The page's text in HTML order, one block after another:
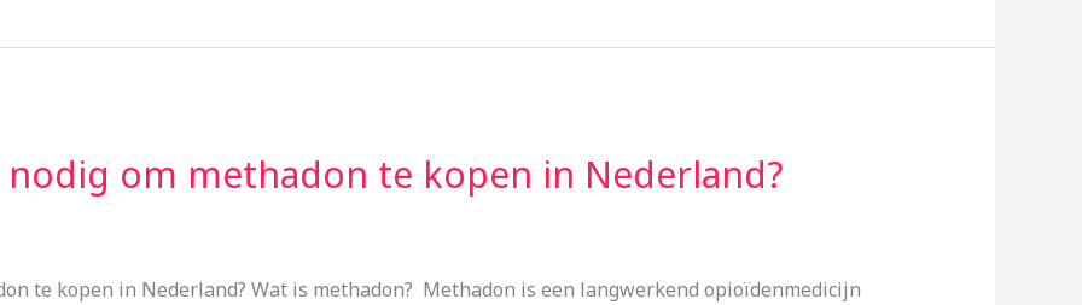
om methadon te kopen in Nederland?
te kopen in Nederland? Wat is methadon? Methadon is een langwerkend opioïdenmedicijn